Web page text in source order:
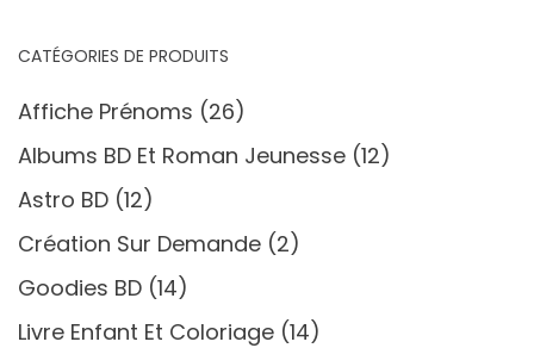
CATÉGORIES DE PRODUITS
Affiche Prénoms (26)
Albums BD Et Roman Jeunesse (12)
Astro BD (12)
Création Sur Demande (2)
Goodies BD (14)
Livre Enfant Et Coloriage (14)